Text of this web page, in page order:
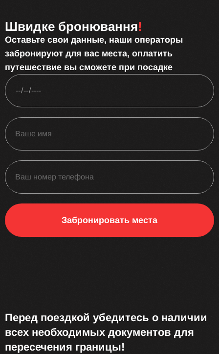
Швидке бронювання!
Оставьте свои данные, наши операторы
забронируют для вас места, оплатить
путешествие вы сможете при посадке
Забронировать места
Перед поездкой убедитесь о наличии
всех необходимых документов для
пересечения границы!